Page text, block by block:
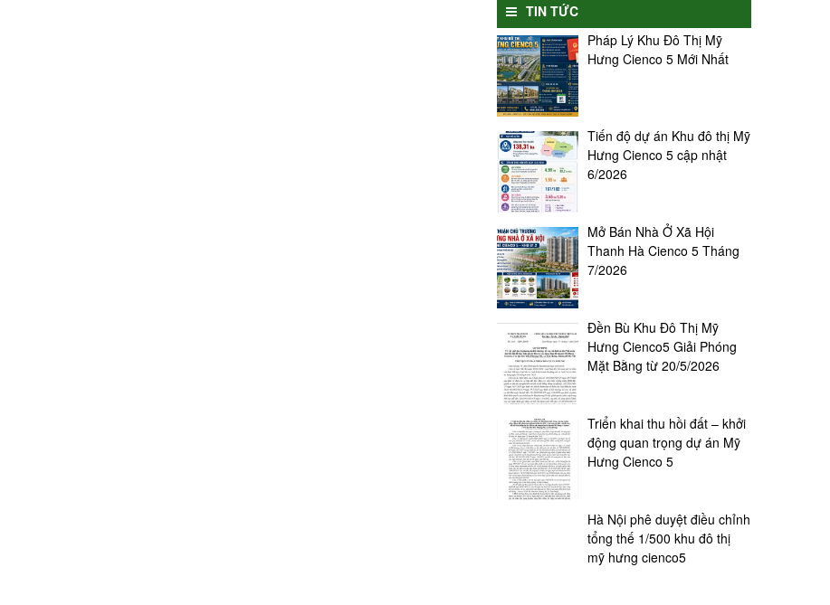
TIN TỨC
Pháp Lý Khu Đô Thị Mỹ
Hưng Cienco 5 Mới Nhất
Tiến độ dự án Khu đô thị Mỹ
Hưng Cienco 5 cập nhật
6/2026
Mở Bán Nhà Ở Xã Hội
Thanh Hà Cienco 5 Tháng
7/2026
Đền Bù Khu Đô Thị Mỹ
Hưng Cienco5 Giải Phóng
Mặt Bằng từ 20/5/2026
Triển khai thu hồi đất – khởi
động quan trọng dự án Mỹ
Hưng Cienco 5
Hà Nội phê duyệt điều chỉnh
tổng thế 1/500 khu đô thị
mỹ hưng cienco5